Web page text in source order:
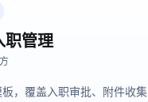
职管理
板，覆盖入职审批、附件收集